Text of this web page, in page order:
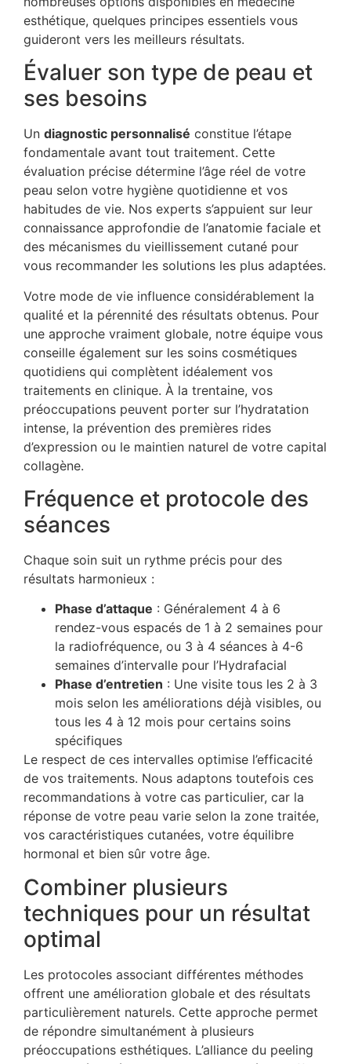
esthétique, quelques principes essentiels vous
guideront vers les meilleurs résultats.
Évaluer son type de peau et
ses besoins
Un diagnostic personnalisé constitue l’étape
fondamentale avant tout traitement. Cette
évaluation précise détermine l’âge réel de votre
peau selon votre hygiène quotidienne et vos
habitudes de vie. Nos experts s’appuient sur leur
connaissance approfondie de l’anatomie faciale et
des mécanismes du vieillissement cutané pour
vous recommander les solutions les plus adaptées.
Votre mode de vie influence considérablement la
qualité et la pérennité des résultats obtenus. Pour
une approche vraiment globale, notre équipe vous
conseille également sur les soins cosmétiques
quotidiens qui complètent idéalement vos
traitements en clinique. À la trentaine, vos
préoccupations peuvent porter sur l’hydratation
intense, la prévention des premières rides
d’expression ou le maintien naturel de votre capital
collagène.
Fréquence et protocole des
séances
Chaque soin suit un rythme précis pour des
résultats harmonieux :
Phase d’attaque : Généralement 4 à 6
rendez-vous espacés de 1 à 2 semaines pour
la radiofréquence, ou 3 à 4 séances à 4-6
semaines d’intervalle pour l’Hydrafacial
Phase d’entretien : Une visite tous les 2 à 3
mois selon les améliorations déjà visibles, ou
tous les 4 à 12 mois pour certains soins
spécifiques
Le respect de ces intervalles optimise l’efficacité
de vos traitements. Nous adaptons toutefois ces
recommandations à votre cas particulier, car la
réponse de votre peau varie selon la zone traitée,
vos caractéristiques cutanées, votre équilibre
hormonal et bien sûr votre âge.
Combiner plusieurs
techniques pour un résultat
optimal
Les protocoles associant différentes méthodes
offrent une amélioration globale et des résultats
particulièrement naturels. Cette approche permet
de répondre simultanément à plusieurs
préoccupations esthétiques. L’alliance du peeling